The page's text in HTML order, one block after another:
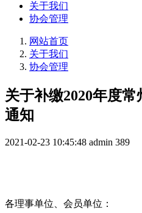
关于我们
协会管理
网站首页
关于我们
协会管理
关于补缴2020年度
通知
2021-02-23 10:45:48 admin 389
各理事单位、会员单位：